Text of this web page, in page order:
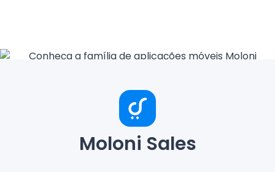
Moloni Sales